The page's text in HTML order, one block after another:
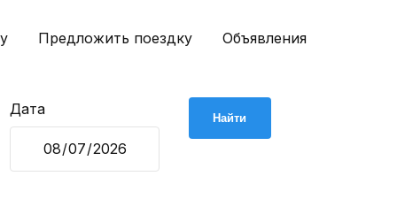
Предложить поездку Объявления
Дата